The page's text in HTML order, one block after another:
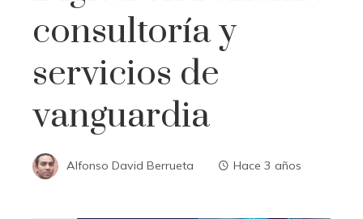
consultoría y
servicios de
vanguardia
Alfonso David Berrueta Hace 3 años